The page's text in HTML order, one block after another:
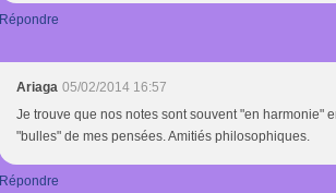
Répondre
Ariaga 05/02/2014 16:57
Je trouve que nos notes sont souvent "en harmonie"
"bulles" de mes pensées. Amitiés philosophiques.
Répondre